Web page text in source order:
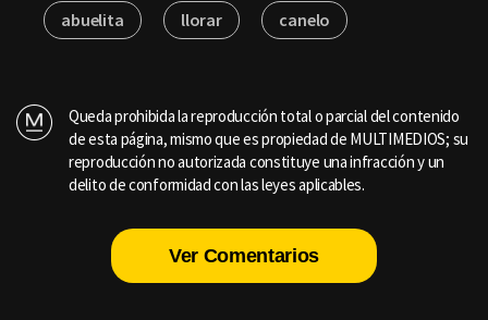
abuelita llorar canelo
Queda prohibida la reproducción total o parcial del contenido
de esta página, mismo que es propiedad de MULTIMEDIOS; su
reproducción no autorizada constituye una infracción y un
delito de conformidad con las leyes aplicables.
Ver Comentarios